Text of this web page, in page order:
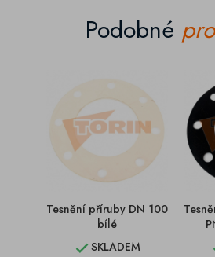
Podobné
Tesnění příruby DN 100
bílé
SKLADEM